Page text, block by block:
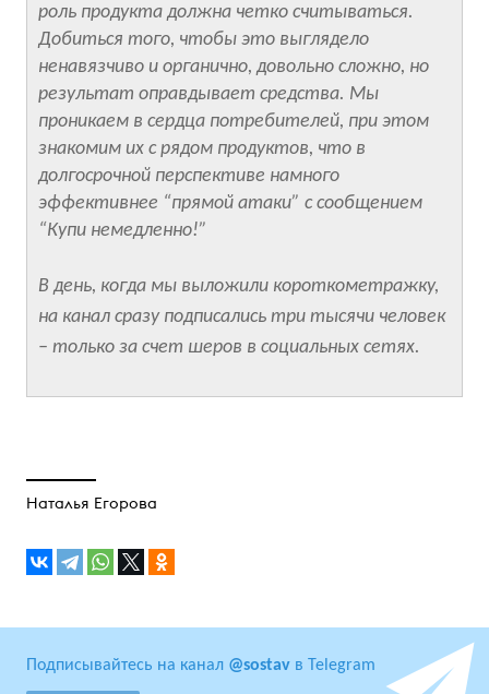
роль продукта должна четко считываться.
Добиться того, чтобы это выглядело
ненавязчиво и органично, довольно сложно, но
результат оправдывает средства. Мы
проникаем в сердца потребителей, при этом
знакомим их с рядом продуктов, что в
долгосрочной перспективе намного
эффективнее “прямой атаки” с сообщением
“Купи немедленно!”
В день, когда мы выложили короткометражку,
на канал сразу подписались три тысячи человек
– только за счет шеров в социальных сетях.
Наталья Егорова
Подписывайтесь на канал @sostav в Telegram